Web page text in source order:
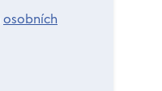
osobních